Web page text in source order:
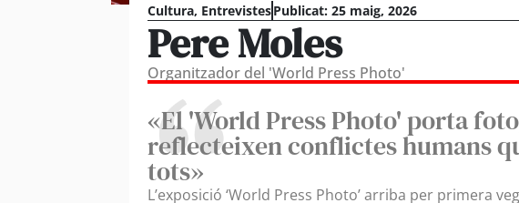
Cultura, EntrevistesPublicat: 25 maig, 2026
Pere Moles
Organitzador del 'World Press Photo'
«El 'World Press Photo' porta
reflecteixen conflictes humans
tots»
L’exposició ‘World Press Photo’ arriba per primera